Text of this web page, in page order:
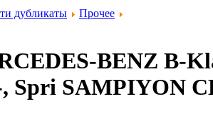
дубликаты Прочее
BENZ B-
Spri SAMPIYON